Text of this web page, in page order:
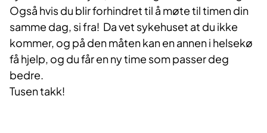
Også hvis du blir forhindret til å møte til timen din
samme dag, si fra! Da vet sykehuset at du ikke
kommer, og på den måten kan en annen i helsekø
få hjelp, og du får en ny time som passer deg
bedre.
Tusen takk!